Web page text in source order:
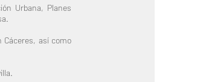
Urbana, Planes
Cáceres, así como